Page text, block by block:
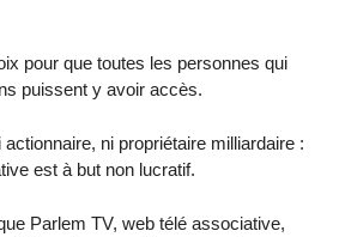
pour que toutes les personnes qui
puissent y avoir accès.
ni propriétaire milliardaire :
est à but non lucratif.
Parlem TV, web télé associative,